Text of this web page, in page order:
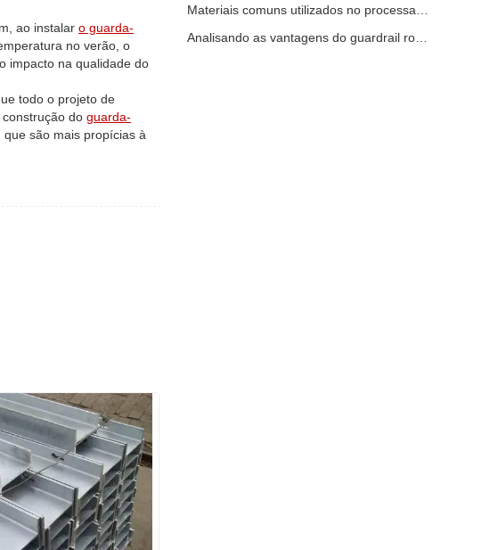
ao instalar o guarda-
no verão, o
impacto na qualidade do
todo o projeto de
do guarda-
são mais propícias à
Analisando as vantagens do guardrail rodoviário